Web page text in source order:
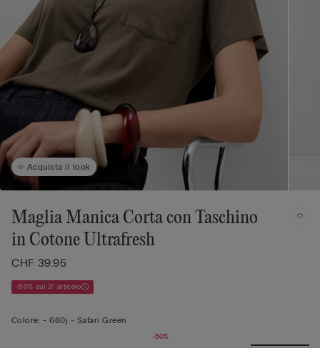
Acquista il look
Maglia Manica Corta con Taschino
in Cotone Ultrafresh
CHF 39.95
-50% sul 3° articolo
Colore: -660j - Safari Green
-50%